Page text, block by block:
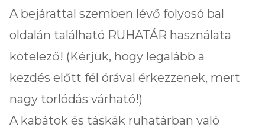
A bejárattal szemben lévő folyosó bal
oldalán található RUHATÁR használata
kötelező! (Kérjük, hogy legalább a
kezdés előtt fél órával érkezzenek, mert
nagy torlódás várható!)
A kabátok és táskák ruhatárban való